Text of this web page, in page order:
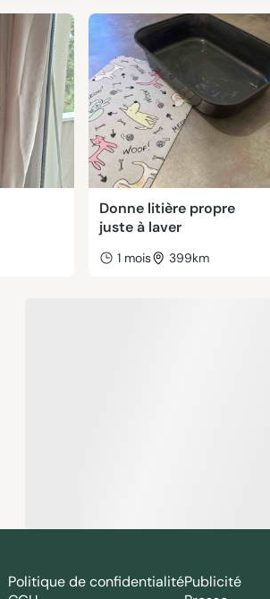
Donne litière propre
juste à laver
1 mois 399km
Politique de confidentialitéPublicité